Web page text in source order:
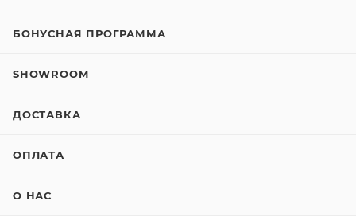
БОНУСНАЯ ПРОГРАММА
SHOWROOM
ДОСТАВКА
ОПЛАТА
О НАС